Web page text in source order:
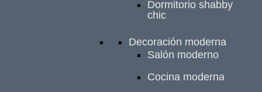
Dormitorio shabby
chic
Decoración moderna
Salón moderno
Cocina moderna